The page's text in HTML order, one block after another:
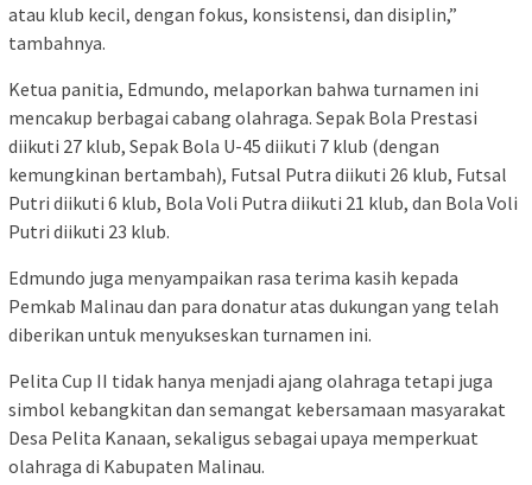
atau klub kecil, dengan fokus, konsistensi, dan disiplin,”
tambahnya.
Ketua panitia, Edmundo, melaporkan bahwa turnamen ini
mencakup berbagai cabang olahraga. Sepak Bola Prestasi
diikuti 27 klub, Sepak Bola U-45 diikuti 7 klub (dengan
kemungkinan bertambah), Futsal Putra diikuti 26 klub, Futsal
Putri diikuti 6 klub, Bola Voli Putra diikuti 21 klub, dan Bola Voli
Putri diikuti 23 klub.
Edmundo juga menyampaikan rasa terima kasih kepada
Pemkab Malinau dan para donatur atas dukungan yang telah
diberikan untuk menyukseskan turnamen ini.
Pelita Cup II tidak hanya menjadi ajang olahraga tetapi juga
simbol kebangkitan dan semangat kebersamaan masyarakat
Desa Pelita Kanaan, sekaligus sebagai upaya memperkuat
olahraga di Kabupaten Malinau.